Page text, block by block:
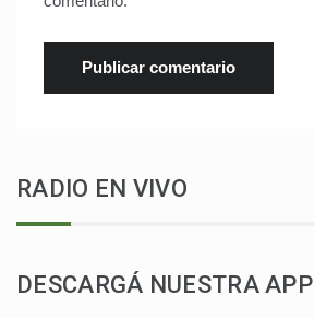
RADIO EN VIVO
DESCARGÁ NUESTRA APP